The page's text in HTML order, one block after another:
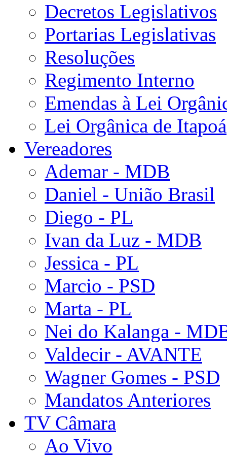
Decretos Legislativos
Portarias Legislativas
Resoluções
Regimento Interno
Emendas à Lei
Lei Orgânica de Itapoá
Vereadores
Ademar - MDB
Daniel - União Brasil
Diego - PL
Ivan da Luz - MDB
Jessica - PL
Marcio - PSD
Marta - PL
Nei do Kalanga -
Valdecir - AVANTE
Wagner Gomes - PSD
Mandatos Anteriores
TV Câmara
Ao Vivo